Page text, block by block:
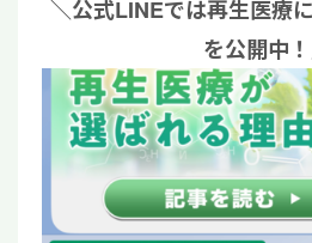
＼公式LINEでは再生医療
を公開中